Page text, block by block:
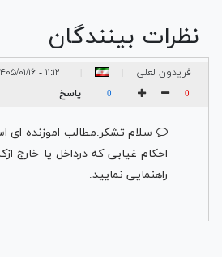
نظرات بینندگان
فریدون لعلی
جعفراباد
۱۱:۱۲ - ۱۴۰۵/۰۱/۱۶
0
0 پاسخ
سلام تشکر.مطالب اموزنده
احکام غیابی که درداخل یا خارج
راهنمایی نمایید.